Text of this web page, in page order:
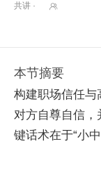
共讲 · 
本节摘要
构建职场信任与
对方自尊自信，
键话术在于“小
准识别并反馈